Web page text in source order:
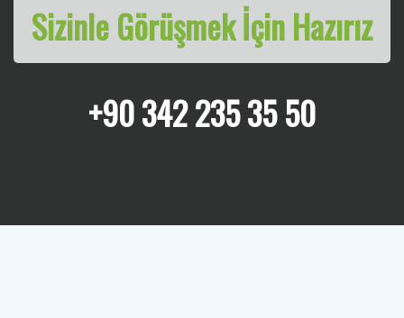
Sizinle Görüşmek İçin Hazırız
+90 342 235 35 50